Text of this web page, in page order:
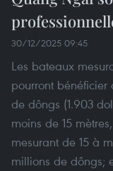
30/12/2025 09:45
Les bateaux
pourront bénéficier
de dôngs (1.903
moins de 15
mesurant de 15 à
millions de dôngs;